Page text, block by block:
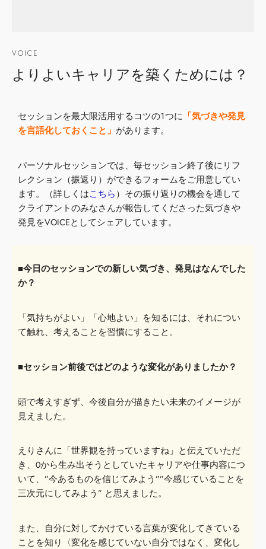
VOICE
よりよいキャリアを築くためには？
セッションを最大限活用するコツの１つに 「気づきや発見
を言語化しておくこと」 があります。
パーソナルセッションでは、毎セッション終了後にリフ
レクション（振返り）ができるフォームをご用意してい
ます。（詳しくはこちら ）その振り返りの機会を通して
クライアントのみなさんが報告してくださった気づきや
発見をVOICEとしてシェアしています。
■今日のセッションでの新しい気づき、発見はなんでした
か？
「気持ちがよい」「心地よい」を知るには、それについ
て触れ、考えることを習慣にすること。
■セッション前後ではどのような変化がありましたか？
頭で考えすぎず、今後自分が描きたい未来のイメージが
見えました。
えりさんに「世界観を持っていますね」と伝えていただ
き、 ０から生み出そうとしていたキャリアや仕事内容につ
いて、”今あるものを信じてみよう””今感じていることを
三次元にしてみよ う” と思えました。
また、自分に対してかけている言葉が変化してきている
ことを知り 〈変化を感じていない自分ではなく、変化し